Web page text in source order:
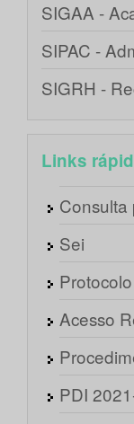
SIGAA -
SIPAC -
SIGRH -
Links
Consulta
Sei
Acesso
PDI